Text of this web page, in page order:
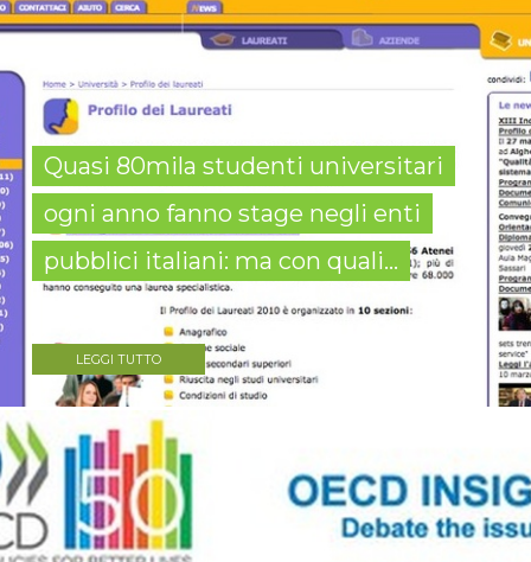
Quasi 80mila studenti universitari
ogni anno fanno stage negli enti
pubblici italiani: ma con quali...
LEGGI TUTTO